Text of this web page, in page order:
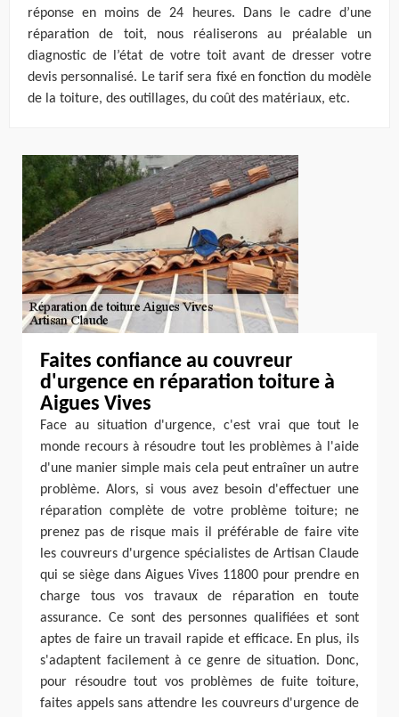
réponse en moins de 24 heures. Dans le cadre d’une
réparation de toit, nous réaliserons au préalable un
diagnostic de l’état de votre toit avant de dresser votre
devis personnalisé. Le tarif sera fixé en fonction du modèle
de la toiture, des outillages, du coût des matériaux, etc.
Faites confiance au couvreur
d'urgence en réparation toiture à
Aigues Vives
Face au situation d'urgence, c'est vrai que tout le
monde recours à résoudre tout les problèmes à l'aide
d'une manier simple mais cela peut entraîner un autre
problème. Alors, si vous avez besoin d'effectuer une
réparation complète de votre problème toiture; ne
prenez pas de risque mais il préférable de faire vite
les couvreurs d'urgence spécialistes de Artisan Claude
qui se siège dans Aigues Vives 11800 pour prendre en
charge tous vos travaux de réparation en toute
assurance. Ce sont des personnes qualifiées et sont
aptes de faire un travail rapide et efficace. En plus, ils
s'adaptent facilement à ce genre de situation. Donc,
pour résoudre tout vos problèmes de fuite toiture,
faites appels sans attendre les couvreurs d'urgence de